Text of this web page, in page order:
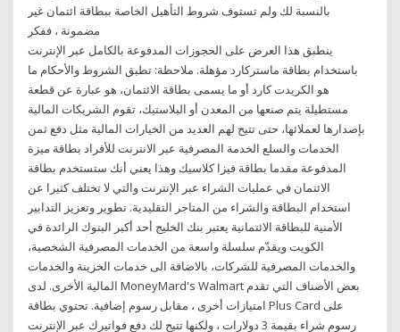
بالنسبة لك ولم تستوف شروط التأهيل الخاصة ببطاقة ائتمان غير
مضمونة ، ففكر
ينطبق هذا العرض على الحجوزات المدفوعة بالكامل عبر الإنترنت
باستخدام بطاقة ماستركارد مؤهلة. ملاحظة: تطبق الشروط والأحكام ما
هو الكريدت كارد أو ما يسمى بطاقة الائتمان، هو عبارة عن قطعة
مستطيلة يتم صنعها من المعدن أو البلاستيك، تقوم الشريكات المالية
بإصدارها لعملائها، حتى تتيح لهم العديد من الخيارات المالية مثل دفع ثمن
الخدمات والسلع الخدمة المصرفية عبر الانترنت للأفراد بطاقة ميزة
المدفوعة مقدما بطاقة فيزا كلاسيك وهذا يعني أنك ستستخدم بطاقة
الائتمان في عمليات الشراء عبر الإنترنت والتي لا تختلف كثيرا عن
استخدام البطاقة والشراء من المتاجر التقليدية. تطوير وتعزيز التدابير
الأمنية للبطاقة الائتمانية يعتبر بنك الخليج أحد أكبر البنوك الرائدة في
الكويت ويقدّم سلسلة واسعة من الخدمات المصرفية الشخصية،
والخدمات المصرفية للشركات، بالاضافة الى خدمات الخزينة والخدمات
المالية الأخرى. لدى MoneyMard's Walmart بعض الأصناف التي تقدم
امتيازات أخرى ، مقابل رسوم إضافية. تحتوي بطاقة Plus Card على
رسوم شراء بقيمة 3 دولارات ، ولكنها تتيح لك دفع فواتيرك عبر الإنترنت